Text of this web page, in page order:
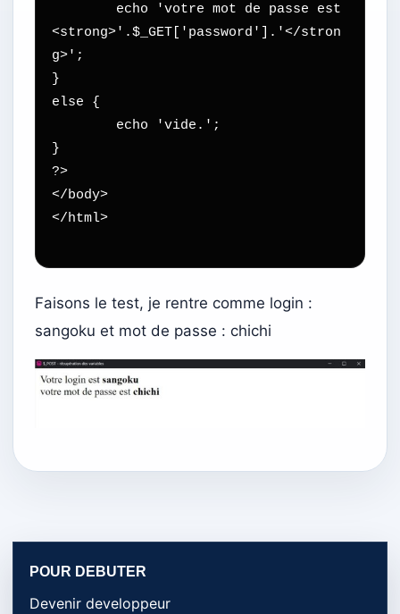
<strong>'.$_GET['password'].'</stron
g>';
}
else {
}
?>
</body>
</html>
Faisons le test, je rentre comme login :
sangoku et mot de passe : chichi
POUR DEBUTER
Devenir developpeur